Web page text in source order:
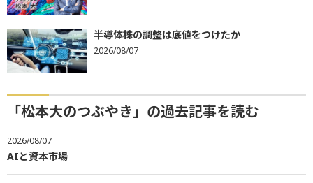
半導体株の調整は底値をつけたか
2026/08/07
「松本大のつぶやき」の過去記事を読む
2026/08/07
AIと資本市場